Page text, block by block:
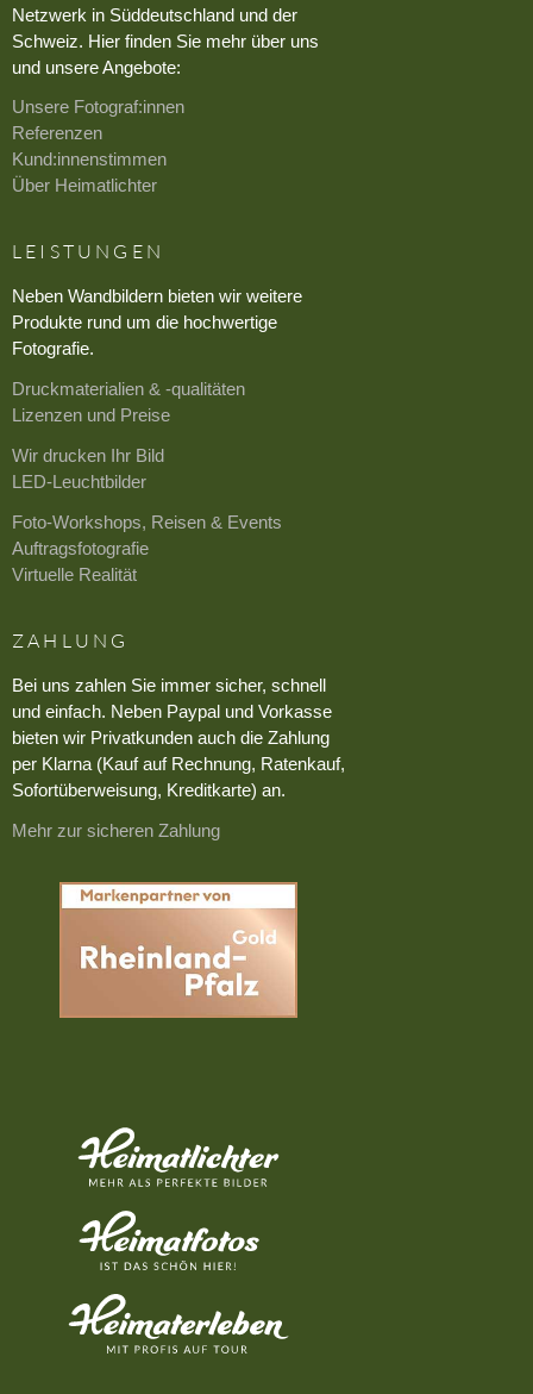
Netzwerk in Süddeutschland und der
Schweiz. Hier finden Sie mehr über uns
und unsere Angebote:
Unsere Fotograf:innen
Referenzen
Kund:innenstimmen
Über Heimatlichter
LEISTUNGEN
Neben Wandbildern bieten wir weitere
Produkte rund um die hochwertige
Fotografie.
Druckmaterialien & -qualitäten
Lizenzen und Preise
Wir drucken Ihr Bild
LED-Leuchtbilder
Foto-Workshops, Reisen & Events
Auftragsfotografie
Virtuelle Realität
ZAHLUNG
Bei uns zahlen Sie immer sicher, schnell
und einfach. Neben Paypal und Vorkasse
bieten wir Privatkunden auch die Zahlung
per Klarna (Kauf auf Rechnung, Ratenkauf,
Sofortüberweisung, Kreditkarte) an.
Mehr zur sicheren Zahlung